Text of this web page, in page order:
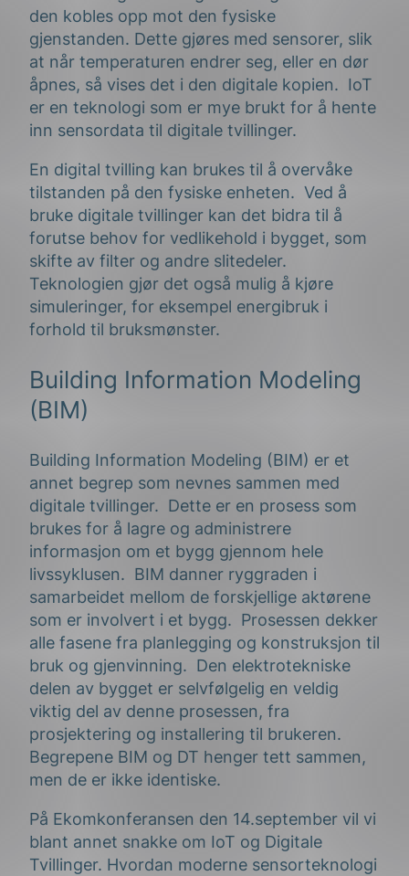
den kobles opp mot den fysiske
gjenstanden. Dette gjøres med sensorer, slik
at når temperaturen endrer seg, eller en dør
åpnes, så vises det i den digitale kopien. IoT
er en teknologi som er mye brukt for å hente
inn sensordata til digitale tvillinger.
En digital tvilling kan brukes til å overvåke
tilstanden på den fysiske enheten. Ved å
bruke digitale tvillinger kan det bidra til å
forutse behov for vedlikehold i bygget, som
skifte av filter og andre slitedeler.
Teknologien gjør det også mulig å kjøre
simuleringer, for eksempel energibruk i
forhold til bruksmønster.
Building Information Modeling
(BIM)
Building Information Modeling (BIM) er et
annet begrep som nevnes sammen med
digitale tvillinger. Dette er en prosess som
brukes for å lagre og administrere
informasjon om et bygg gjennom hele
livssyklusen. BIM danner ryggraden i
samarbeidet mellom de forskjellige aktørene
som er involvert i et bygg. Prosessen dekker
alle fasene fra planlegging og konstruksjon til
bruk og gjenvinning. Den elektrotekniske
delen av bygget er selvfølgelig en veldig
viktig del av denne prosessen, fra
prosjektering og installering til brukeren.
Begrepene BIM og DT henger tett sammen,
men de er ikke identiske.
På Ekomkonferansen den 14.september vil vi
blant annet snakke om IoT og Digitale
Tvillinger. Hvordan moderne sensorteknologi